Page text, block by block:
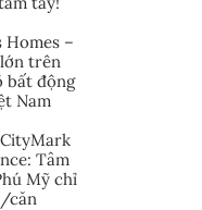
Homes –
trên
bất động
Nam
Tâm
Mỹ chỉ
căn